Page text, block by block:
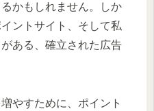
かもしれません。しか
ントサイト、そして私
ある、確立された広告
やすために、ポイント